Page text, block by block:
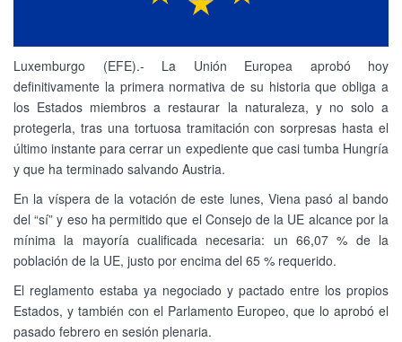
Luxemburgo (EFE).- La Unión Europea aprobó hoy
definitivamente la primera normativa de su historia que obliga a
los Estados miembros a restaurar la naturaleza, y no solo a
protegerla, tras una tortuosa tramitación con sorpresas hasta el
último instante para cerrar un expediente que casi tumba Hungría
y que ha terminado salvando Austria.
En la víspera de la votación de este lunes, Viena pasó al bando
del “sí” y eso ha permitido que el Consejo de la UE alcance por la
mínima la mayoría cualificada necesaria: un 66,07 % de la
población de la UE, justo por encima del 65 % requerido.
El reglamento estaba ya negociado y pactado entre los propios
Estados, y también con el Parlamento Europeo, que lo aprobó el
pasado febrero en sesión plenaria.